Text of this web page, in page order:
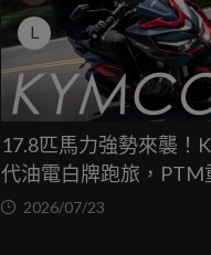
L
17.8匹馬力強勢來襲！
代油電白牌跑旅，PTM
與8公斤減重的操控饗宴
2026/07/23